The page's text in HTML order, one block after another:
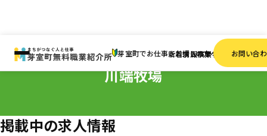
芽室町でお仕事をお探しの方へ
新着情報求人検索事業者一覧お問い合
川端牧場
掲載中の求人情報